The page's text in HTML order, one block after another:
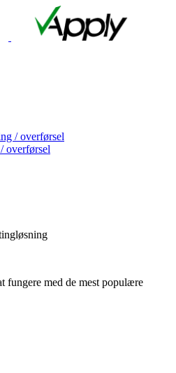
/ overførsel
overførsel
fungere med de mest populære